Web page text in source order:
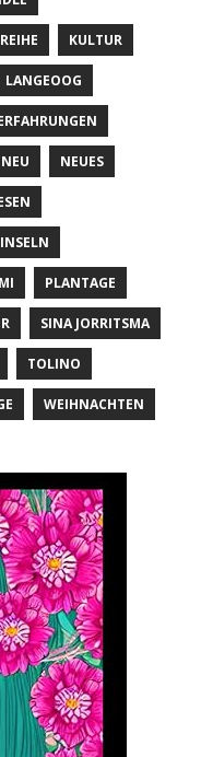
KULTUR
LANGEOOG
NEU NEUES
PLANTAGE
SINA JORRITSMA
TOLINO
WEIHNACHTEN